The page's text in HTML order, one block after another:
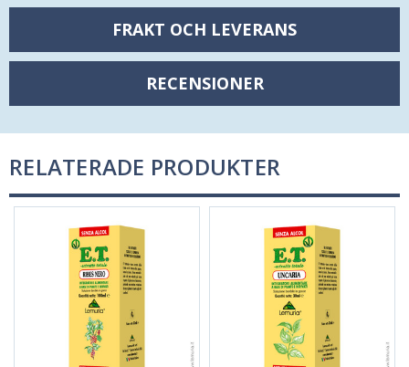
FRAKT OCH LEVERANS
RECENSIONER
RELATERADE PRODUKTER